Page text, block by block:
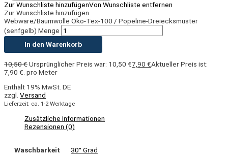
Zur Wunschliste hinzufügenVon Wunschliste entfernen
Zur Wunschliste hinzufügen
Webware/Baumwolle Öko-Tex-100 / Popeline-Dreiecksmuster
(senfgelb) Menge
In den Warenkorb
10,50€Ursprünglicher Preis war: 10,50 €7,90 €Aktueller Preis ist:
7,90 €. pro Meter
Enthält 19% MwSt. DE
zzgl. Versand
Lieferzeit: ca. 1-2 Werktage
Zusätzliche Informationen
Rezensionen (0)
Waschbarkeit 30° Grad